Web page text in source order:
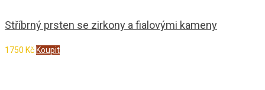
Stříbrný prsten se zirkony a fialovými kameny
1750 Kč Koupit